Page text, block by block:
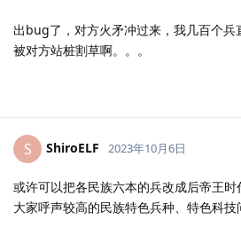
出bug了，对方火矛冲过来，我几百个兵
被对方站桩割草啊。。。
S ShiroELF 2023年10月6日
或许可以把各民族六本的兵改成后帝王
大家呼声较高的民族特色兵种、特色科技